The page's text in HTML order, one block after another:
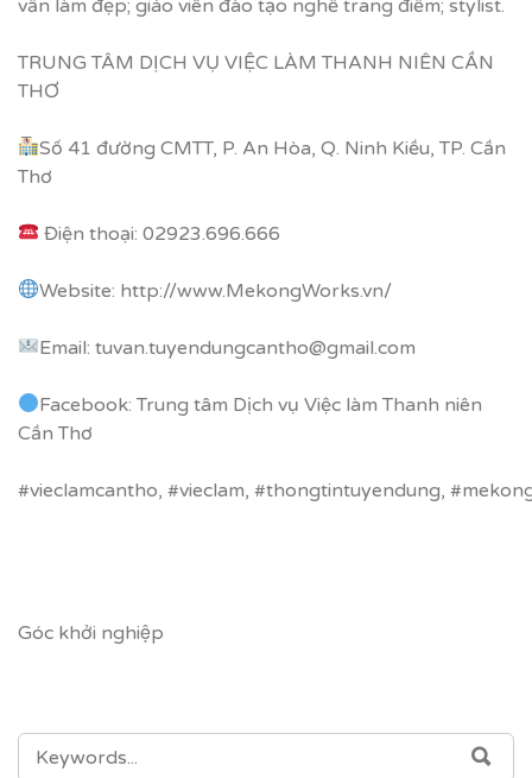
vấn làm đẹp; giáo viên đào tạo nghề trang điểm; stylist.
TRUNG TÂM DỊCH VỤ VIỆC LÀM THANH NIÊN CẦN
THƠ
Số 41 đường CMTT, P. An Hòa, Q. Ninh Kiều, TP. Cần
Thơ
Điện thoại: 02923.696.666
Website: http://www.MekongWorks.vn/
Email: tuvan.tuyendungcantho@gmail.com
Facebook: Trung tâm Dịch vụ Việc làm Thanh niên
Cần Thơ
#vieclamcantho, #vieclam, #thongtintuyendung,
Góc khởi nghiệp
SEARCH
FOR: